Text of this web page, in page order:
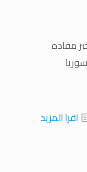
مفاده
اقرا المزيد